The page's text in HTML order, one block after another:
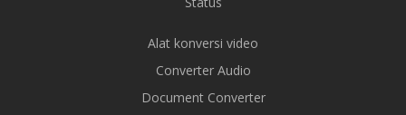
Alat konversi video
Converter Audio
Document Converter